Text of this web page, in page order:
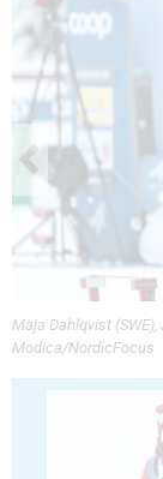
Maja Dahlqvist
Modica/NordicFocus